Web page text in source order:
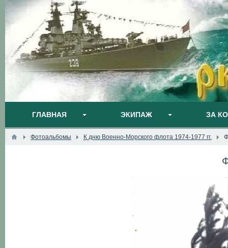
ГЛАВНАЯ ЭКИПАЖ ЗА
Фотоальбомы К дню Военно-Морского флота 1974-1977 гг.